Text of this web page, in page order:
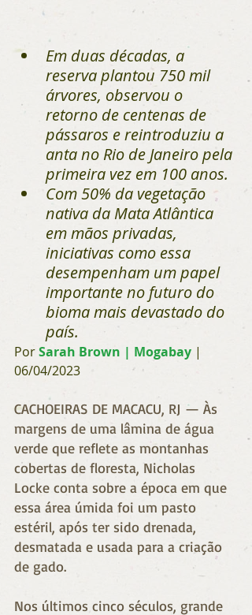
Em duas décadas, a
reserva plantou 750 mil
árvores, observou o
retorno de centenas de
pássaros e reintroduziu a
anta no Rio de Janeiro pela
primeira vez em 100 anos.
Com 50% da vegetação
nativa da Mata Atlântica
em mãos privadas,
iniciativas como essa
desempenham um papel
importante no futuro do
bioma mais devastado do
país.
PorSarah Brown | Mogabay |
06/04/2023
CACHOEIRAS DE MACACU, RJ — Às
margens de uma lâmina de água
verde que reflete as montanhas
cobertas de floresta, Nicholas
Locke conta sobre a época em que
essa área úmida foi um pasto
estéril, após ter sido drenada,
desmatada e usada para a criação
de gado.
Nos últimos cinco séculos, grande